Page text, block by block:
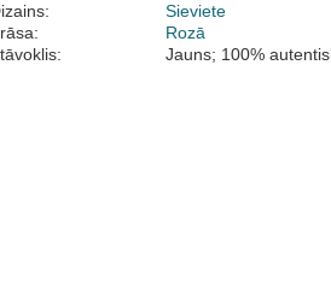
Sieviete
Rozā
Jauns; 100%